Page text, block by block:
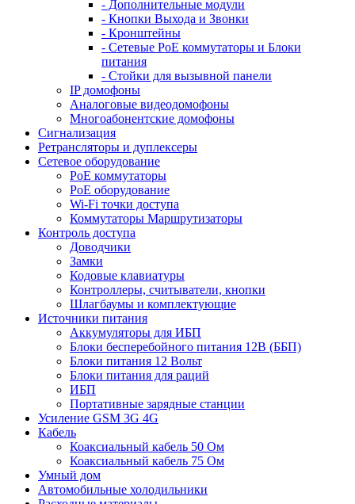
- Дополнительные модули
- Кнопки Выхода и Звонки
- Кронштейны
- Сетевые PoE коммутаторы и Блоки
питания
- Стойки для вызывной панели
IP домофоны
Аналоговые видеодомофоны
Многоабонентские домофоны
Сигнализация
Ретрансляторы и дуплексеры
Сетевое оборудование
PoE коммутаторы
PoE оборудование
Wi-Fi точки доступа
Коммутаторы Маршрутизаторы
Контроль доступа
Доводчики
Замки
Кодовые клавиатуры
Контроллеры, считыватели, кнопки
Шлагбаумы и комплектующие
Источники питания
Аккумуляторы для ИБП
Блоки бесперебойного питания 12В (ББП)
Блоки питания 12 Вольт
Блоки питания для раций
ИБП
Портативные зарядные станции
Усиление GSM 3G 4G
Кабель
Коаксиальный кабель 50 Ом
Коаксиальный кабель 75 Ом
Умный дом
Автомобильные холодильники